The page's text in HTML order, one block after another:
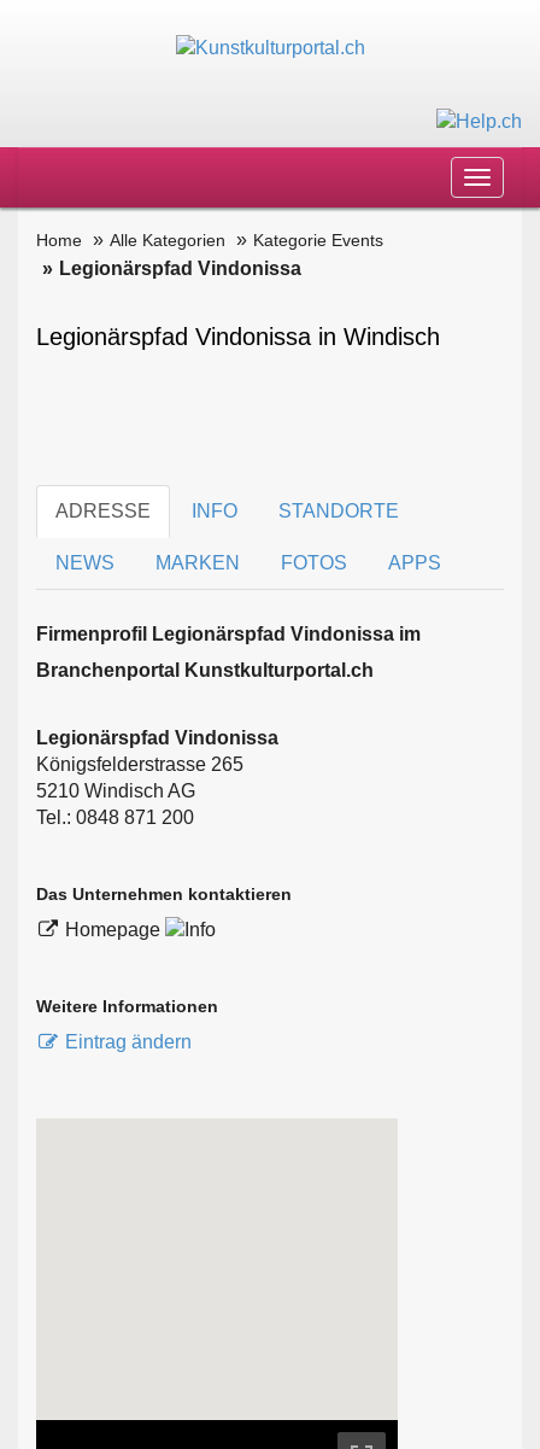
Toggle
Home Alle Kategorien Kategorie Events
Legionärspfad Vindonissa
Legionärspfad Vindonissa in Windisch
ADRESSE INFO STANDORTE
NEWS MARKEN FOTOS APPS
Firmen­profil Legionärspfad Vindonissa im
Branchen­portal Kunstkulturportal.ch
Legionärspfad Vindonissa
Königsfelderstrasse 265
5210 Windisch AG
Tel.: 0848 871 200
Das Unternehmen kontaktieren
Homepage
Weitere Informationen
Eintrag ändern